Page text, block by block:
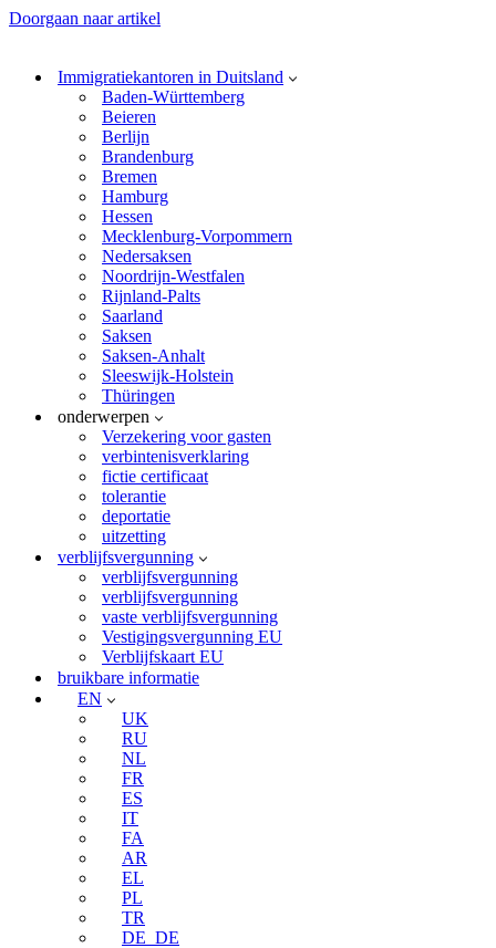
Doorgaan naar artikel
Immigratiekantoren in Duitsland
Baden-Württemberg
Beieren
Berlijn
Brandenburg
Bremen
Hamburg
Hessen
Mecklenburg-Vorpommern
Nedersaksen
Noordrijn-Westfalen
Rijnland-Palts
Saarland
Saksen
Saksen-Anhalt
Sleeswijk-Holstein
Thüringen
onderwerpen
Verzekering voor gasten
verbintenisverklaring
fictie certificaat
tolerantie
deportatie
uitzetting
verblijfsvergunning
verblijfsvergunning
verblijfsvergunning
vaste verblijfsvergunning
Vestigingsvergunning EU
Verblijfskaart EU
bruikbare informatie
EN
UK
RU
NL
FR
ES
IT
FA
AR
EL
PL
TR
DE_DE